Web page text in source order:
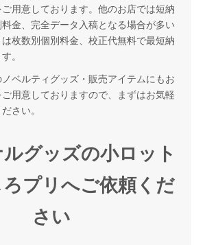
用意しております。他のお店では短納
金、完全データ入稿となる場合が多い
枚数別個別料金、校正代無料で最短納
。
ベルティグッズ・販売アイテムにもお
用意しておりますので、まずはお気軽
さい。
グッズの小ロット
プリへご依頼くだ
さい